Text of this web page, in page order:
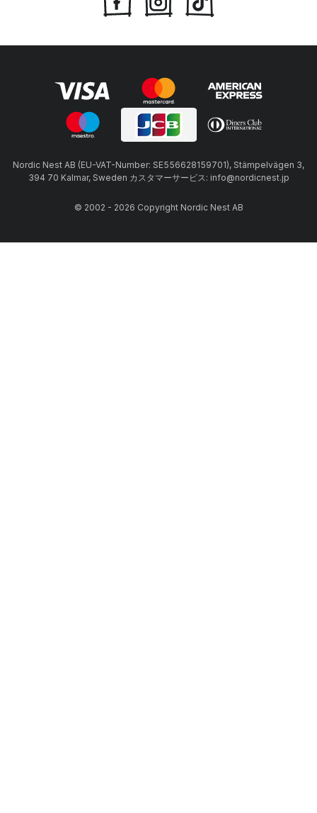
Nordic Nest AB (EU-VAT-Number: SE556628159701), Stämpelvägen 3,
394 70 Kalmar, Sweden カスタマーサービス: info@nordicnest.jp
© 2002 - 2026 Copyright Nordic Nest AB